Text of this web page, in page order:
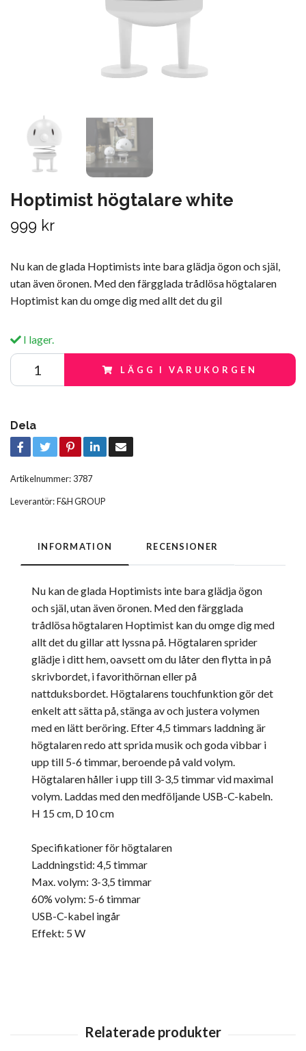
Hoptimist högtalare white
999 kr
Nu kan de glada Hoptimists inte bara glädja ögon och själ,
utan även öronen. Med den färgglada trådlösa högtalaren
Hoptimist kan du omge dig med allt det du gil
I lager.
LÄGG I VARUKORGEN
Dela
Artikelnummer: 3787
Leverantör:F&H GROUP
INFORMATION RECENSIONER
Nu kan de glada Hoptimists inte bara glädja ögon
och själ, utan även öronen. Med den färgglada
trådlösa högtalaren Hoptimist kan du omge dig med
allt det du gillar att lyssna på. Högtalaren sprider
glädje i ditt hem, oavsett om du låter den flytta in på
skrivbordet, i favorithörnan eller på
nattduksbordet. Högtalarens touchfunktion gör det
enkelt att sätta på, stänga av och justera volymen
med en lätt beröring. Efter 4,5 timmars laddning är
högtalaren redo att sprida musik och goda vibbar i
upp till 5-6 timmar, beroende på vald volym.
Högtalaren håller i upp till 3-3,5 timmar vid maximal
volym. Laddas med den medföljande USB-C-kabeln.
H 15 cm, D 10 cm
Specifikationer för högtalaren
Laddningstid: 4,5 timmar
Max. volym: 3-3,5 timmar
60% volym: 5-6 timmar
USB-C-kabel ingår
Effekt: 5 W